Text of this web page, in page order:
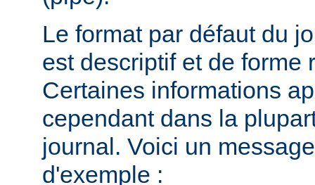
Le format par défaut du
est descriptif et de forme
Certaines informations
cependant dans la
journal. Voici un
d'exemple :